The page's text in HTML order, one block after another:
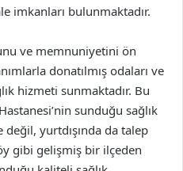
imkanları bulunmaktadır.
ve memnuniyetini ön
donatılmış odaları ve
hizmeti sunmaktadır. Bu
sunduğu sağlık
yurtdışında da talep
gibi gelişmiş bir ilçeden